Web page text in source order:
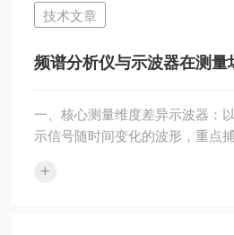
部分，能够将处理后的信号以直
来。功率传感器和功率指示器之
实现信号的传输与处理。为满足
及传输线结构的需求，一台功率
技术文章
频谱分析仪与示波器在测量
一、核心测量维度差异示波器：
示信号随时间变化的波形，重点
分析仪：以频域为核心，将信号
+